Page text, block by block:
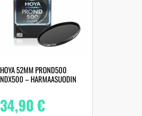
HOYA 52MM PROND500
NDX500 – HARMAASUODIN
34,90€